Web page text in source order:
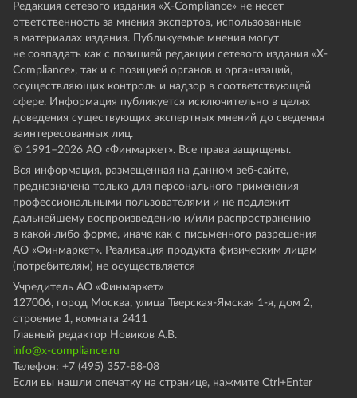
Редакция сетевого издания «X-Compliance» не несет
ответственность за мнения экспертов, использованные
в материалах издания. Публикуемые мнения могут
не совпадать как с позицией редакции сетевого издания «X-
Compliance», так и с позицией органов и организаций,
осуществляющих контроль и надзор в соответствующей
сфере. Информация публикуется исключительно в целях
доведения существующих экспертных мнений до сведения
заинтересованных лиц.
© 1991–2026 АО «Финмаркет». Все права защищены.
Вся информация, размещенная на данном веб-сайте,
предназначена только для персонального применения
профессиональными пользователями и не подлежит
дальнейшему воспроизведению и/или распространению
в какой-либо форме, иначе как с письменного разрешения
АО «Финмаркет». Реализация продукта физическим лицам
(потребителям) не осуществляется
Учредитель АО «Финмаркет»
127006, город Москва, улица Тверская-Ямская 1-я, дом 2,
строение 1, комната 2411
Главный редактор Новиков А.В.
info@x-compliance.ru
Телефон: +7 (495) 357-88-08
Если вы нашли опечатку на странице, нажмите Ctrl+Enter